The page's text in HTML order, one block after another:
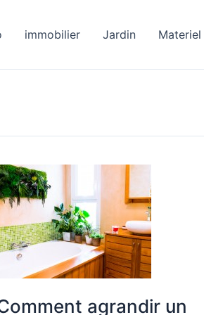
immobilier Jardin Materiel
agrandir un
douche
restreint?